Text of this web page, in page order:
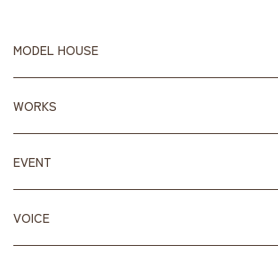
MODEL HOUSE
WORKS
EVENT
VOICE